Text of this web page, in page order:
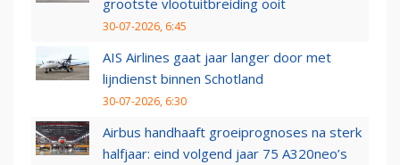
grootste vlootuitbreiding ooit
30-07-2026, 6:45
AIS Airlines gaat jaar langer door met
lijndienst binnen Schotland
30-07-2026, 6:30
Airbus handhaaft groeiprognoses na sterk
halfjaar: eind volgend jaar 75 A320neo’s